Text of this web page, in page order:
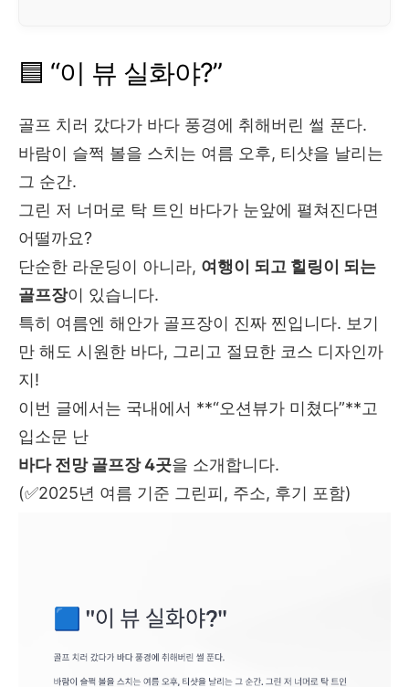
🟦 “이 뷰 실화야?”
골프 치러 갔다가 바다 풍경에 취해버린 썰 푼다.
바람이 슬쩍 볼을 스치는 여름 오후, 티샷을 날리는
그 순간.
그린 저 너머로 탁 트인 바다가 눈앞에 펼쳐진다면
어떨까요?
단순한 라운딩이 아니라, 여행이 되고 힐링이 되는
골프장이 있습니다.
특히 여름엔 해안가 골프장이 진짜 찐입니다. 보기
만 해도 시원한 바다, 그리고 절묘한 코스 디자인까
지!
이번 글에서는 국내에서 **“오션뷰가 미쳤다”**고
입소문 난
바다 전망 골프장 4곳을 소개합니다.
(✅2025년 여름 기준 그린피, 주소, 후기 포함)